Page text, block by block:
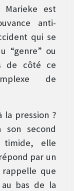
Marieke est
anti-
qui se
“genre” ou
de côté ce
de
la pression ?
second
timide, elle
par un
rappelle que
bas de la